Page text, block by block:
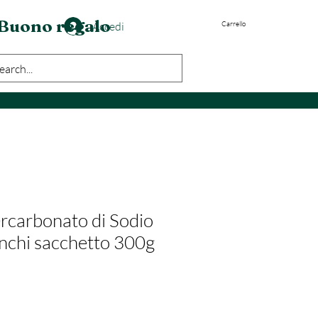
regalo
Accedi Carrello
di Sodio
sacchetto 300g